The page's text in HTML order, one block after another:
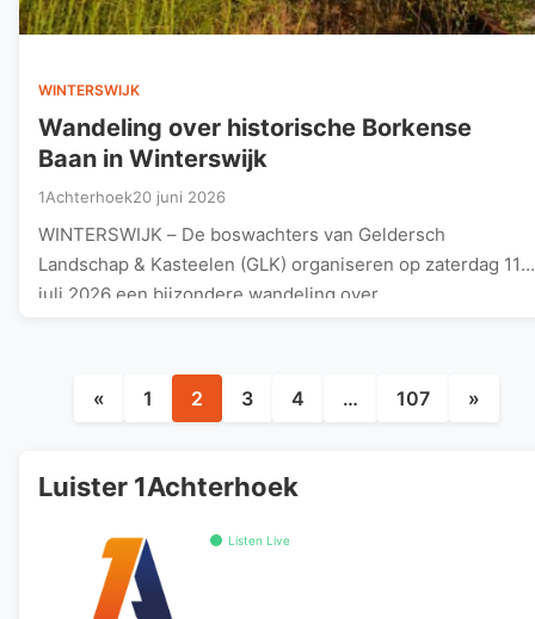
WINTERSWIJK
Wandeling over historische Borkense
Baan in Winterswijk
1Achterhoek20 juni 2026
WINTERSWIJK – De boswachters van Geldersch
Landschap & Kasteelen (GLK) organiseren op zaterdag 11
juli 2026 een bijzondere wandeling over…
paginering
« 1 2 3 4 … 107 »
Luister 1Achterhoek
Listen Live